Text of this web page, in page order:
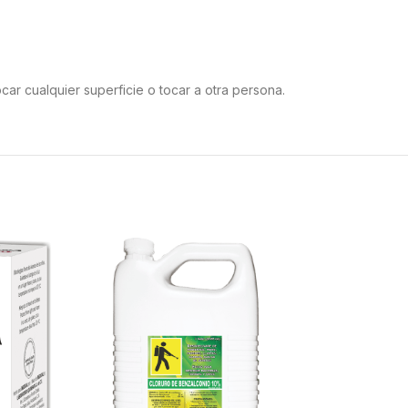
cualquier superficie o tocar a otra persona.